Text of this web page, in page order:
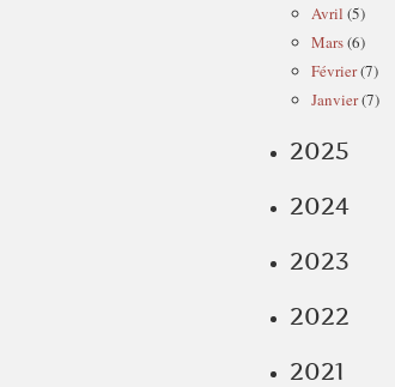
Avril (5)
Mars(6)
Février(7)
Janvier(7)
2025
2024
2023
2022
2021